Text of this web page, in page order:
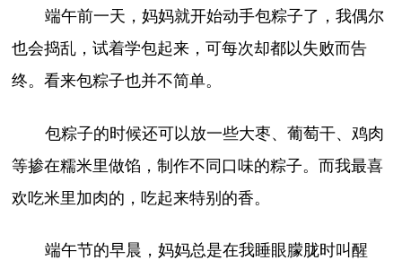
端午前一天，妈妈就开始动手包粽子了，我偶尔
也会捣乱，试着学包起来，可每次却都以失败而告
终。看来包粽子也并不简单。
包粽子的时候还可以放一些大枣、葡萄干、鸡肉
等掺在糯米里做馅，制作不同口味的粽子。而我最喜
欢吃米里加肉的，吃起来特别的香。
端午节的早晨，妈妈总是在我睡眼朦胧时叫醒